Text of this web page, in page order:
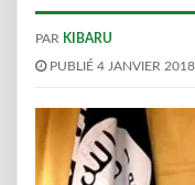
PAR KIBARU
PUBLIÉ 4 JANVIER